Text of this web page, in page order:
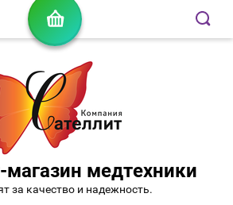
магазин медтехники
за качество и надежность.